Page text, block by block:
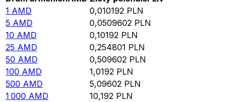
1 AMD 0,010192 PLN
5 AMD 0,0509602 PLN
10 AMD 0,10192 PLN
25 AMD 0,254801 PLN
50 AMD 0,509602 PLN
100 AMD 1,0192 PLN
500 AMD 5,09602 PLN
1 000 AMD 10,192 PLN